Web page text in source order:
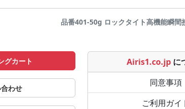
品番401-50g ロックタイト高機能瞬
グカート
わせ
Airis1.co.jp に
同意事項
ご利用ガイ